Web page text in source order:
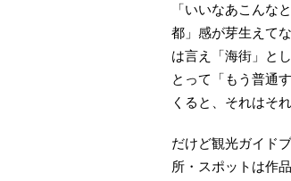
「いいなあこんな
都」感が芽生えて
は言え「海街」と
とって「もう普通
くると、それはそ
だけど観光ガイド
所・スポットは作